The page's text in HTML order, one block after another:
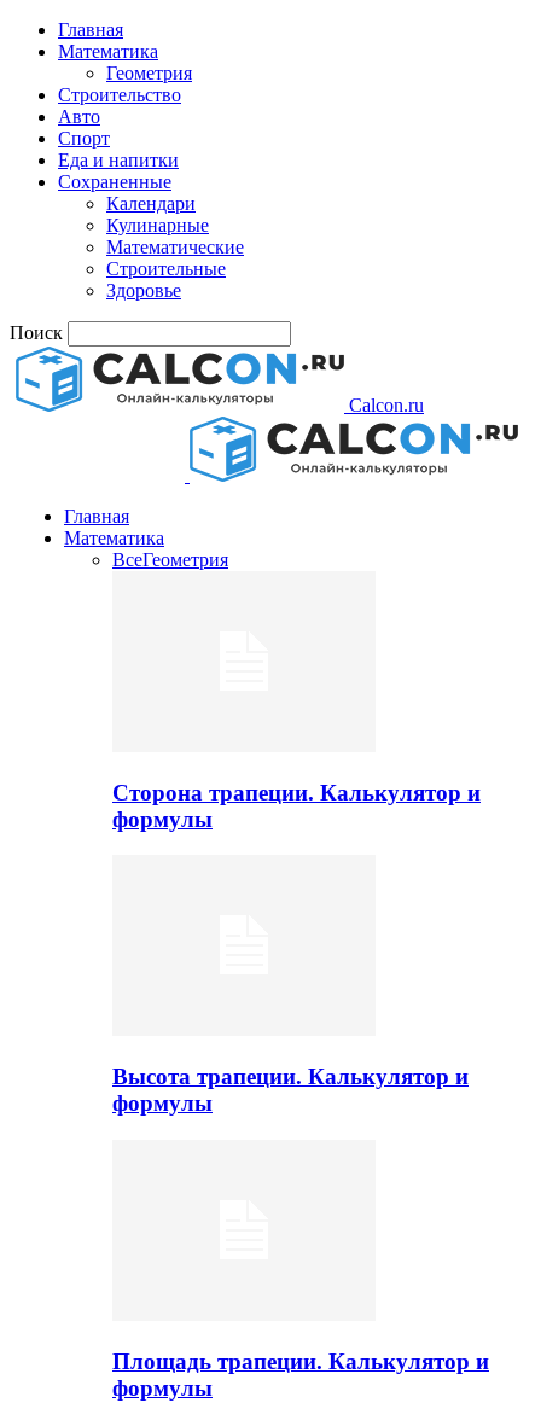
Главная
Математика
Геометрия
Строительство
Авто
Спорт
Еда и напитки
Сохраненные
Календари
Кулинарные
Математические
Строительные
Здоровье
Поиск
Calcon.ru
Главная
Математика
ВсеГеометрия
Сторона трапеции. Калькулятор и
формулы
Высота трапеции. Калькулятор и
формулы
Площадь трапеции. Калькулятор и
формулы